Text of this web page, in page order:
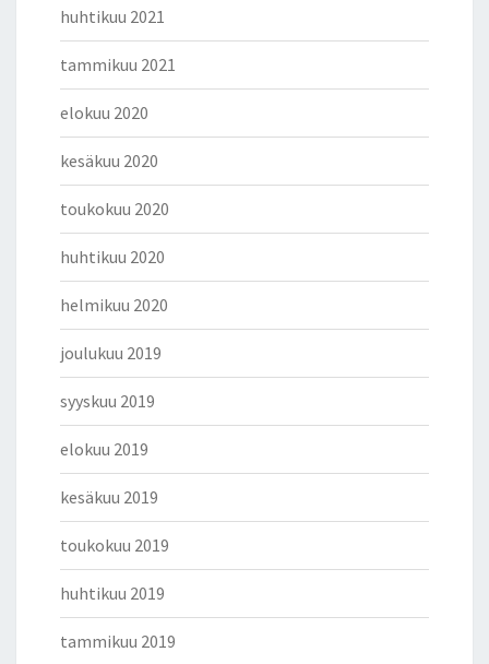
huhtikuu 2021
tammikuu 2021
elokuu 2020
kesäkuu 2020
toukokuu 2020
huhtikuu 2020
helmikuu 2020
joulukuu 2019
syyskuu 2019
elokuu 2019
kesäkuu 2019
toukokuu 2019
huhtikuu 2019
tammikuu 2019